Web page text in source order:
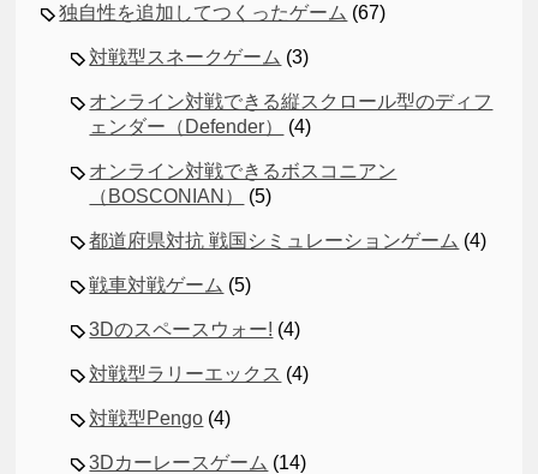
独自性を追加してつくったゲーム (67)
対戦型スネークゲーム (3)
オンライン対戦できる縦スクロール型のディフ
ェンダー（Defender）
(4)
オンライン対戦できるボスコニアン
（BOSCONIAN）
(5)
都道府県対抗 戦国シミュレーションゲーム (4)
戦車対戦ゲーム (5)
3Dのスペースウォー! (4)
対戦型ラリーエックス (4)
対戦型Pengo (4)
3Dカーレースゲーム (14)